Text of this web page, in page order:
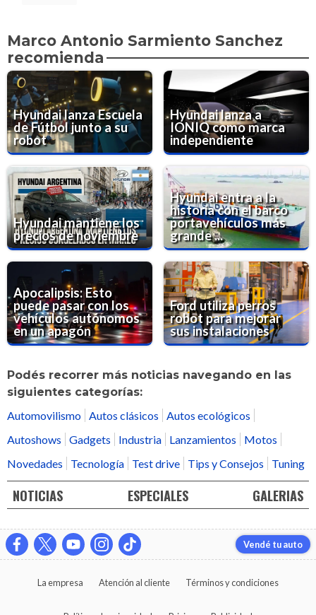
Marco Antonio Sarmiento Sanchez
recomienda
Hyundai lanza Escuela
de Fútbol junto a su
robot
Hyundai lanza a
IONIQ como marca
independiente
Hyundai mantiene los
precios de noviembre
Hyundai entra a la
historia con el barco
portavehículos más
grande ...
Apocalipsis: Esto
puede pasar con los
vehículos autónomos
en un apagón
Ford utiliza perros
robot para mejorar
sus instalaciones
Podés recorrer más noticias navegando en las
siguientes categorías:
Automovilismo Autos clásicos
Autos ecológicos
Autoshows
Gadgets Industria Lanzamientos
Motos
Novedades
Tecnología Test drive Tips y Consejos Tuning
NOTICIAS ESPECIALES GALERIAS
Vendé tu auto
La empresa Atención al cliente Términos y condiciones